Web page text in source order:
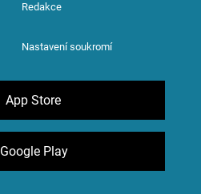
Redakce
Nastavení soukromí
App Store
Google Play